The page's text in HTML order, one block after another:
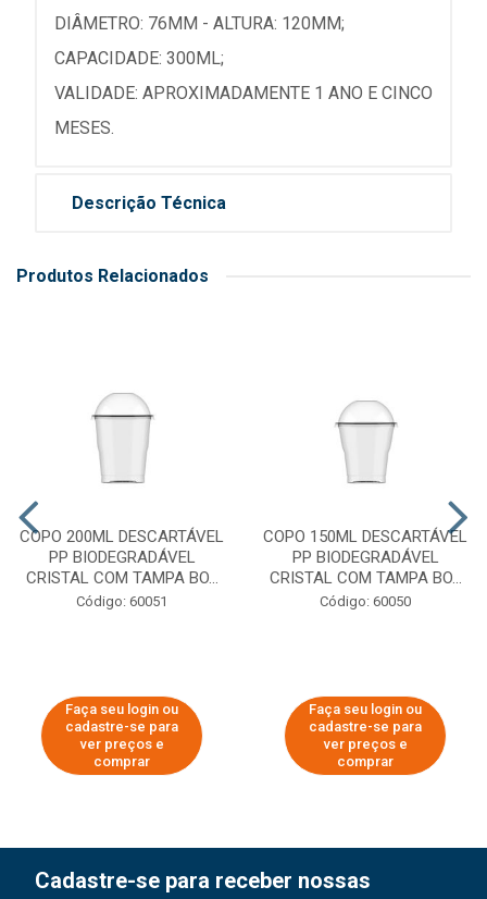
DIÂMETRO: 76MM - ALTURA: 120MM;
CAPACIDADE: 300ML;
VALIDADE: APROXIMADAMENTE 1 ANO E CINCO
MESES.
Descrição Técnica
Produtos Relacionados
COPO 200ML DESCARTÁVEL
PP BIODEGRADÁVEL
CRISTAL COM TAMPA BO...
Código: 60051
Faça seu login ou
cadastre-se para
ver preços e
comprar
COPO 150ML DESCARTÁVEL
PP BIODEGRADÁVEL
CRISTAL COM TAMPA BO...
Código: 60050
Faça seu login ou
cadastre-se para
ver preços e
comprar
Cadastre-se para receber nossas